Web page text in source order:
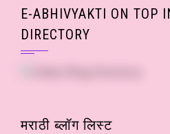
E-ABHIVYAKTI ON TOP
DIRECTORY
मराठी ब्लॉग लिस्ट